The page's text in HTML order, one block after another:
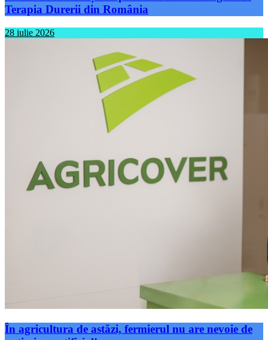
28 iulie 2026
În agricultura de astăzi, fermierul nu are nevoie de
optimism artificial!